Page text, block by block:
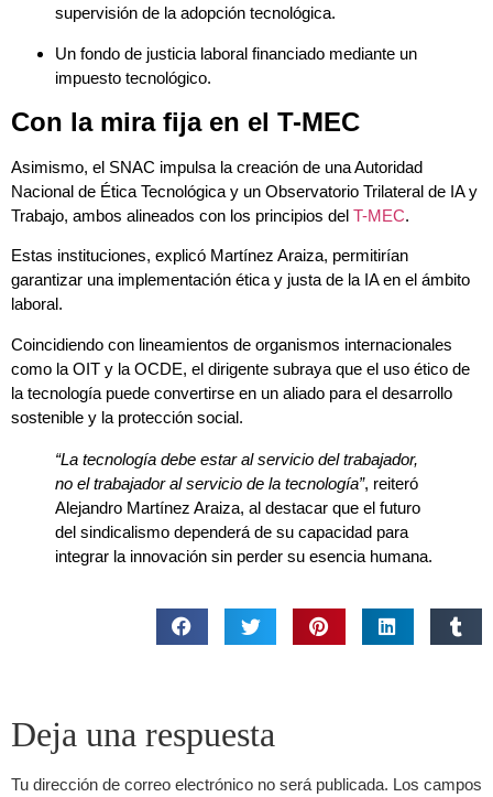
supervisión de la adopción tecnológica.
Un fondo de justicia laboral financiado mediante un
impuesto tecnológico.
Con la mira fija en el T-MEC
Asimismo, el SNAC impulsa la creación de una Autoridad
Nacional de Ética Tecnológica y un Observatorio Trilateral de IA y
Trabajo, ambos alineados con los principios del T-MEC.
Estas instituciones, explicó Martínez Araiza, permitirían
garantizar una implementación ética y justa de la IA en el ámbito
laboral.
Coincidiendo con lineamientos de organismos internacionales
como la OIT y la OCDE, el dirigente subraya que el uso ético de
la tecnología puede convertirse en un aliado para el desarrollo
sostenible y la protección social.
“La tecnología debe estar al servicio del trabajador,
no el trabajador al servicio de la tecnología”, reiteró
Alejandro Martínez Araiza, al destacar que el futuro
del sindicalismo dependerá de su capacidad para
integrar la innovación sin perder su esencia humana.
Deja una respuesta
Tu dirección de correo electrónico no será publicada. Los campos